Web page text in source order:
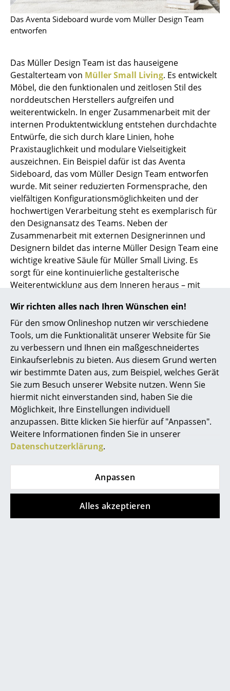
Wir richten alles nach Ihren Wünschen ein!
Für den smow Onlineshop nutzen wir verschiedene
Tools, um die Funktionalität unserer Website für Sie
zu verbessern und Ihnen ein maßgeschneidertes
Einkaufserlebnis zu bieten. Aus diesem Grund werten
wir bestimmte Daten aus, zum Beispiel, welches Gerät
Sie zum Besuch unserer Website nutzen. Wenn Sie
hiermit nicht einverstanden sind, haben Sie die
Möglichkeit, Ihre Einstellungen individuell
anzupassen. Bitte klicken Sie hierfür auf "Anpassen".
Weitere Informationen finden Sie in unserer
Datenschutzerklärung.
Anpassen
Alles akzeptieren
Kleinaufbewahrung
Einzelteile
Licht
Hängeleuchten & Deckenleuchten
Tischleuchten
Schreibtischleuchten
Stehleuchten & Leseleuchten
Bodenleuchten
Wandleuchten
Outdoor-Leuchten
Akkuleuchten
... alle Leuchten
Betten
Doppelbetten
Einzelbetten
Stapelbetten
Kinderbetten
Nachttische & Bettzubehör
... alle Betten
Accessoires
Figuren & Miniaturen
Vasen
Das Aventa Sideboard wurde vom Müller Design Team
entworfen
Das Müller Design Team ist das hauseigene
Gestalterteam von Müller Small Living. Es entwickelt
Möbel, die den funktionalen und zeitlosen Stil des
norddeutschen Herstellers aufgreifen und
weiterentwickeln. In enger Zusammenarbeit mit der
internen Produktentwicklung entstehen durchdachte
Entwürfe, die sich durch klare Linien, hohe
Praxistauglichkeit und modulare Vielseitigkeit
auszeichnen. Ein Beispiel dafür ist das Aventa
Sideboard, das vom Müller Design Team entworfen
wurde. Mit seiner reduzierten Formensprache, den
vielfältigen Konfigurationsmöglichkeiten und der
hochwertigen Verarbeitung steht es exemplarisch für
den Designansatz des Teams. Neben der
Zusammenarbeit mit externen Designerinnen und
Designern bildet das interne Müller Design Team eine
wichtige kreative Säule für Müller Small Living. Es
sorgt für eine kontinuierliche gestalterische
Weiterentwicklung aus dem Inneren heraus – mit
die Anforderungen modernen Wohnens.
0341 2222 88 10
Mo-Fr: 9-17 Uhr